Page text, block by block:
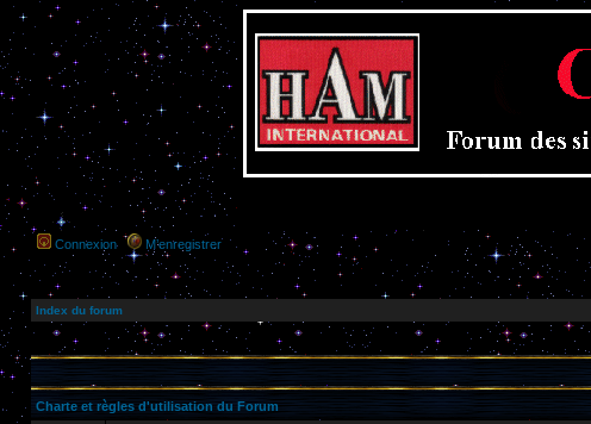
Connexion M’enregistrer
Index du forum
Charte et règles d'utilisation du Forum